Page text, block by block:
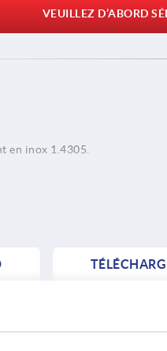
VEUILLEZ D’ABORD
en inox 1.4305.
1.4310.